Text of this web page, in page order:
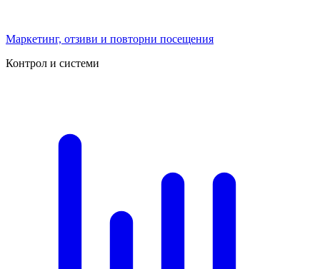
Маркетинг, отзиви и повторни посещения
Контрол и системи